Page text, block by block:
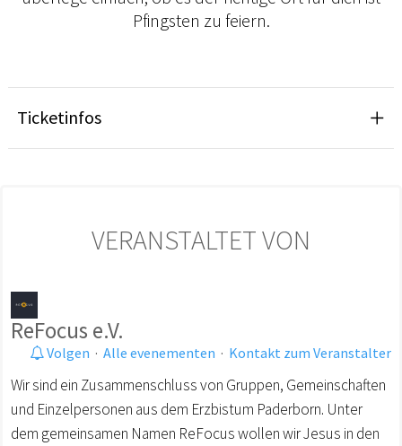
Pfingsten zu feiern.
Ticketinfos
VERANSTALTET VON
ReFocus e.V.
Volgen · Alle evenementen · Kontakt zum Veranstalter
Wir sind ein Zusammenschluss von Gruppen, Gemeinschaften
und Einzelpersonen aus dem Erzbistum Paderborn. Unter
dem gemeinsamen Namen ReFocus wollen wir Jesus in den